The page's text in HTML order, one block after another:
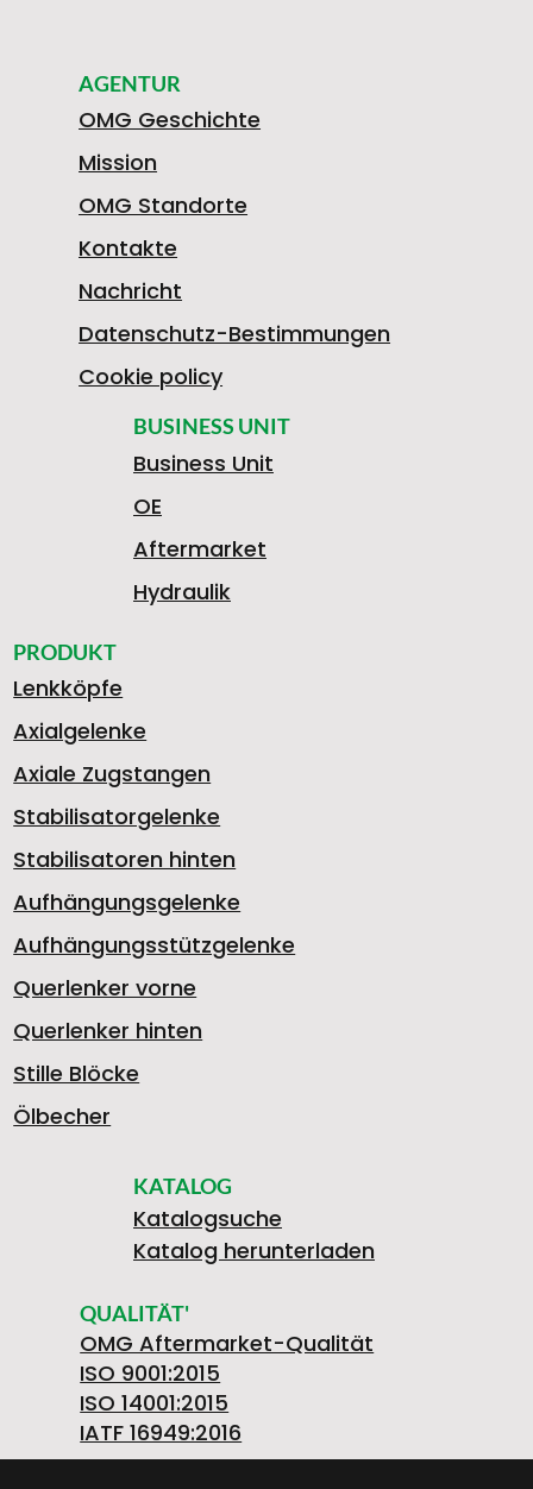
BUSINESS UNIT
Business Unit
OE
Aftermarket
Hydraulik
PRODUKT
Lenkköpfe
Axialgelenke
Axiale Zugstangen
Stabilisatorgelenke
Stabilisatoren hinten
Aufhängungsgelenke
Aufhängungsstützgelenke
Querlenker vorne
Querlenker hinten
Stille Blöcke
Ölbecher
KATALOG
Katalogsuche
Katalog herunterladen
QUALITÄT'
OMG Aftermarket-Qualität
ISO 9001:2015
ISO 14001:2015
IATF 16949:2016
AGENTUR
OMG Geschichte
Mission
OMG Standorte
Kontakte
Nachricht
Datenschutz-Bestimmungen
Cookie policy